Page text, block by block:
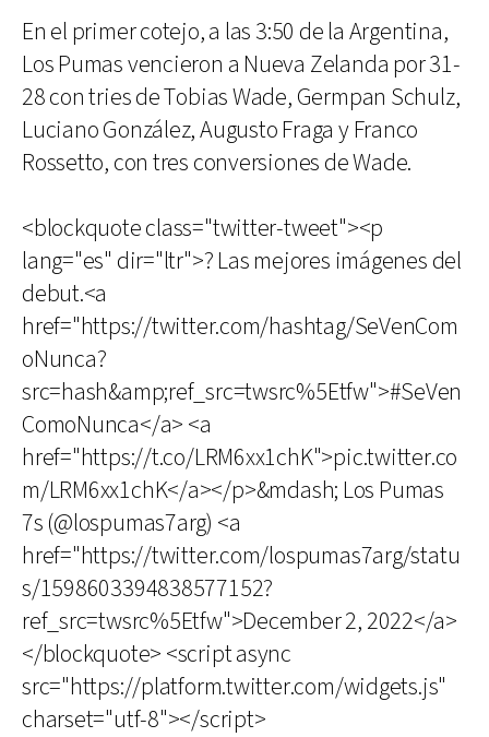
En el primer cotejo, a las 3:50 de la Argentina,
Los Pumas vencieron a Nueva Zelanda por 31-
28 con tries de Tobias Wade, Germpan Schulz,
Luciano González, Augusto Fraga y Franco
Rossetto, con tres conversiones de Wade.
<blockquote class="twitter-tweet"><p
lang="es" dir="ltr">? Las mejores imágenes del
debut.<a
href="https://twitter.com/hashtag/SeVenCom
oNunca?
src=hash&amp;ref_src=twsrc%5Etfw">#SeVen
ComoNunca</a> <a
href="https://t.co/LRM6xx1chK">pic.twitter.co
m/LRM6xx1chK</a></p>&mdash; Los Pumas
7s (@lospumas7arg) <a
href="https://twitter.com/lospumas7arg/statu
s/1598603394838577152?
ref_src=twsrc%5Etfw">December 2, 2022</a>
</blockquote> <script async
src="https://platform.twitter.com/widgets.js"
charset="utf-8"></script>